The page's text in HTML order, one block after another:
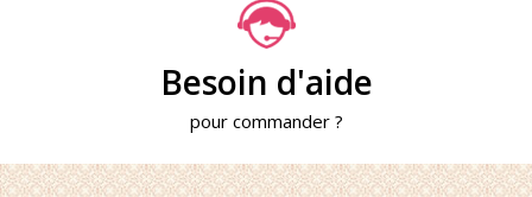
Besoin d'aide
pour commander ?